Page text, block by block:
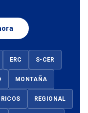
ERC S-CER
MONTAÑA
REGIONAL